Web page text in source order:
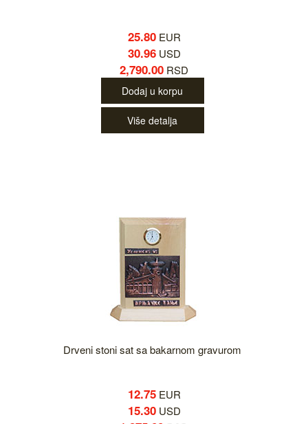
25.80EUR
30.96USD
2,790.00 RSD
Dodaj u korpu
Više detalja
Drveni stoni sat sa bakarnom gravurom
12.75EUR
15.30USD